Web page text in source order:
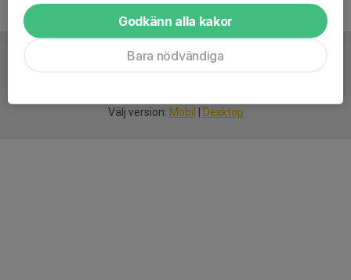
Välj version: Mobil Desktop
Godkänn alla kakor
Bara nödvändiga